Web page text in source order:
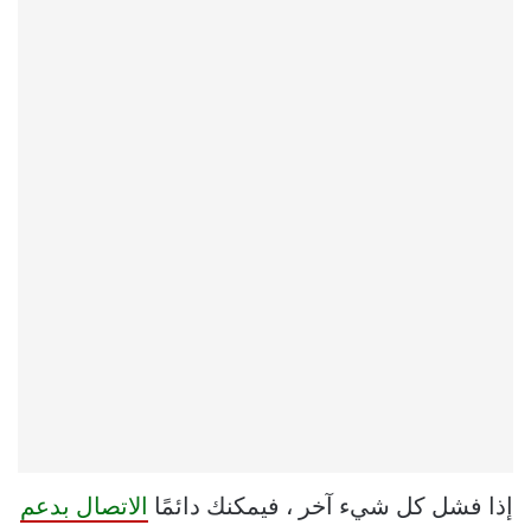
إذا فشل كل شيء آخر ، فيمكنك دائمًا الاتصال بدعم